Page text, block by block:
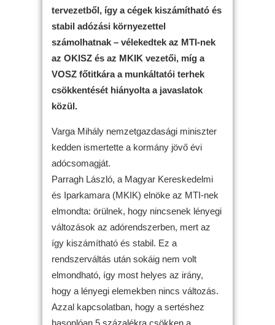
tervezetből, így a cégek kiszámítható és
stabil adózási környezettel
számolhatnak – vélekedtek az MTI-nek
az OKISZ és az MKIK vezetői, míg a
VOSZ főtitkára a munkáltatói terhek
csökkentését hiányolta a javaslatok
közül.
Varga Mihály nemzetgazdasági miniszter
kedden ismertette a kormány jövő évi
adócsomagját.
Parragh László, a Magyar Kereskedelmi
és Iparkamara (MKIK) elnöke az MTI-nek
elmondta: örülnek, hogy nincsenek lényegi
változások az adórendszerben, mert az
így kiszámítható és stabil. Ez a
rendszerváltás után sokáig nem volt
elmondható, így most helyes az irány,
hogy a lényegi elemekben nincs változás.
Azzal kapcsolatban, hogy a sertéshez
hasonlóan 5 százalékra csökken a